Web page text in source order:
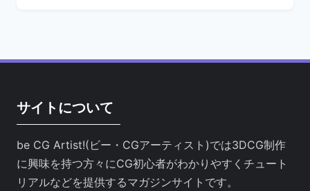
サイトについて
be CG Artist!(ビー・CGアーティスト)では3DCG制作
に興味を持つ方々にCG初心者がわかりやすくチュート
リアルなどを提供するマガジンサイトです。